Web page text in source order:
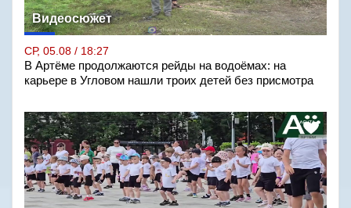
Видеосюжет
СР, 05.08 / 18:27
В Артёме продолжаются рейды на водоёмах: на
карьере в Угловом нашли троих детей без присмотра